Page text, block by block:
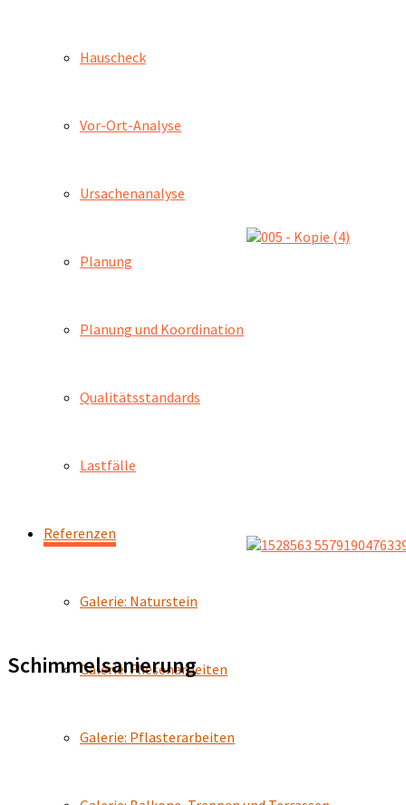
Hauscheck
Vor-Ort-Analyse
Ursachenanalyse
Planung
Planung und Koordination
Qualitätsstandards
Lastfälle
Referenzen
Galerie: Naturstein
Galerie: Fliesenarbeiten
Galerie: Pflasterarbeiten
Schimmelsanierung